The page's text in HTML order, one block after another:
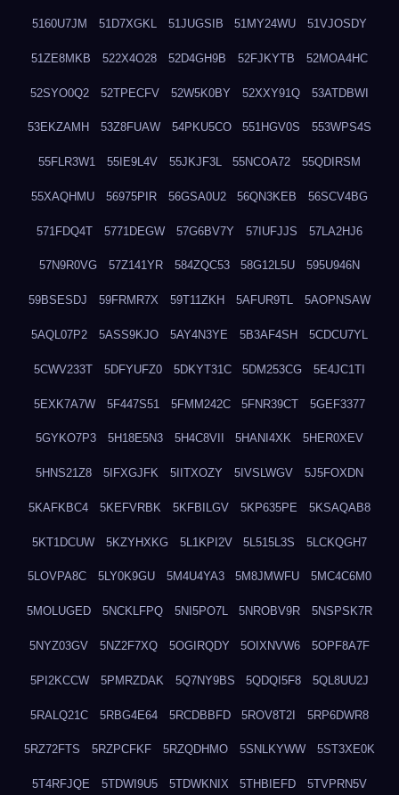
5160U7JM 51D7XGKL 51JUGSIB 51MY24WU 51VJOSDY
51ZE8MKB 522X4O28 52D4GH9B 52FJKYTB 52MOA4HC
52SYO0Q2 52TPECFV 52W5K0BY 52XXY91Q 53ATDBWI
53EKZAMH 53Z8FUAW 54PKU5CO 551HGV0S 553WPS4S
55FLR3W1 55IE9L4V 55JKJF3L 55NCOA72 55QDIRSM
55XAQHMU 56975PIR 56GSA0U2 56QN3KEB 56SCV4BG
571FDQ4T 5771DEGW 57G6BV7Y 57IUFJJS 57LA2HJ6
57N9R0VG 57Z141YR 584ZQC53 58G12L5U 595U946N
59BSESDJ 59FRMR7X 59T11ZKH 5AFUR9TL 5AOPNSAW
5AQL07P2 5ASS9KJO 5AY4N3YE 5B3AF4SH 5CDCU7YL
5CWV233T 5DFYUFZ0 5DKYT31C 5DM253CG 5E4JC1TI
5EXK7A7W 5F447S51 5FMM242C 5FNR39CT 5GEF3377
5GYKO7P3 5H18E5N3 5H4C8VII 5HANI4XK 5HER0XEV
5HNS21Z8 5IFXGJFK 5IITXOZY 5IVSLWGV 5J5FOXDN
5KAFKBC4 5KEFVRBK 5KFBILGV 5KP635PE 5KSAQAB8
5KT1DCUW 5KZYHXKG 5L1KPI2V 5L515L3S 5LCKQGH7
5LOVPA8C 5LY0K9GU 5M4U4YA3 5M8JMWFU 5MC4C6M0
5MOLUGED 5NCKLFPQ 5NI5PO7L 5NROBV9R 5NSPSK7R
5NYZ03GV 5NZ2F7XQ 5OGIRQDY 5OIXNVW6 5OPF8A7F
5PI2KCCW 5PMRZDAK 5Q7NY9BS 5QDQI5F8 5QL8UU2J
5RALQ21C 5RBG4E64 5RCDBBFD 5ROV8T2I 5RP6DWR8
5RZ72FTS 5RZPCFKF 5RZQDHMO 5SNLKYWW 5ST3XE0K
5T4RFJQE 5TDWI9U5 5TDWKNIX 5THBIEFD 5TVPRN5V